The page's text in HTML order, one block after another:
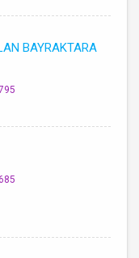
BAYRAKTARA